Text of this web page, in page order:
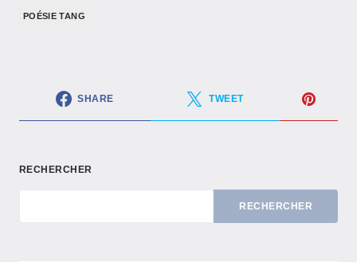
POÉSIE TANG
SHARE TWEET
RECHERCHER
RECHERCHER